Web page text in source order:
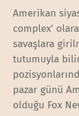
Amerikan
complex’
savaşlara
tutumuyla
pazar günü
olduğu Fox